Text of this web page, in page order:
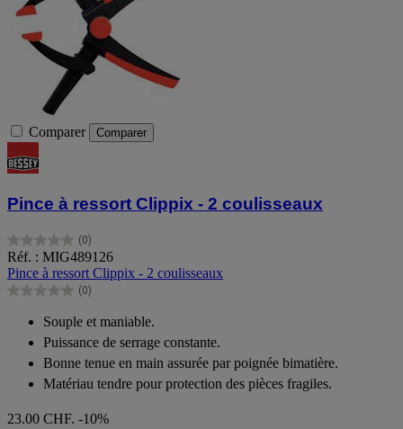
Comparer Comparer
Pince à ressort Clippix - 2 coulisseaux
(0)
0.0
sur
5
étoiles.
Réf. : MIG489126
Pince à ressort Clippix - 2 coulisseaux
(0)
0.0
étoiles.
Souple et maniable.
Puissance de serrage constante.
Bonne tenue en main assurée par poignée bimatière.
Matériau tendre pour protection des pièces fragiles.
23.00 CHF. -10%